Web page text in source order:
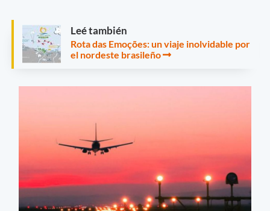
Leé también
Rota das Emoções: un viaje inolvidable por
el nordeste brasileño